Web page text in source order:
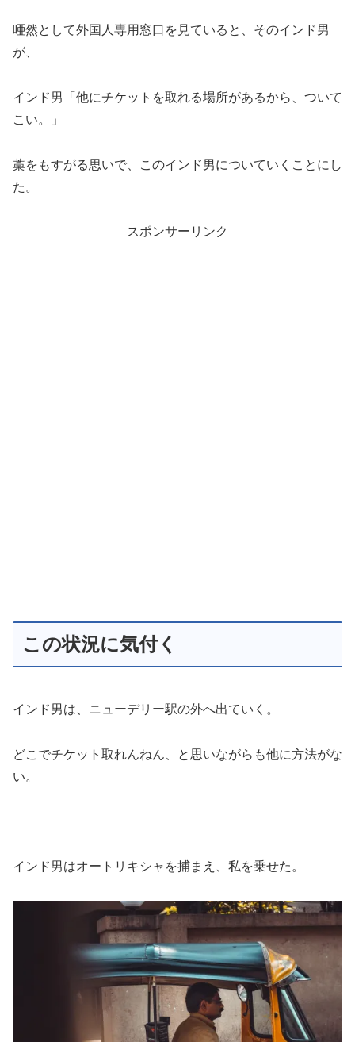
唖然として外国人専用窓口を見ていると、そのインド男
が、
インド男「他にチケットを取れる場所があるから、ついて
こい。」
藁をもすがる思いで、このインド男についていくことにし
た。
スポンサーリンク
この状況に気付く
インド男は、ニューデリー駅の外へ出ていく。
どこでチケット取れんねん、と思いながらも他に方法がな
い。
インド男はオートリキシャを捕まえ、私を乗せた。